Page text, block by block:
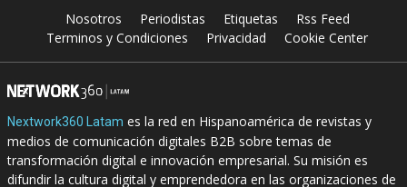
Nosotros Periodistas Etiquetas
Rss Feed
Terminos y Condiciones
Privacidad Cookie Center
Nextwork360 Latam es la red en Hispanoamérica de revistas y
medios de comunicación digitales B2B sobre temas de
transformación digital e innovación empresarial. Su misión es
difundir la cultura digital y emprendedora en las organizaciones de